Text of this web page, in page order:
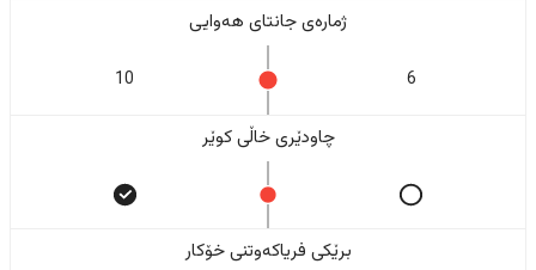
ژمارەی جانتای هەوایی
6
10
چاودێری خاڵی کوێر
برێکی فریاکەوتنی خۆکار